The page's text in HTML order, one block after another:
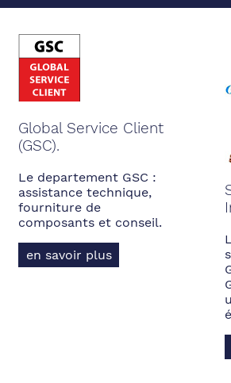
Global Service Client
(GSC).
Le departement GSC :
assistance technique,
fourniture de
composants et conseil.
en savoir plus